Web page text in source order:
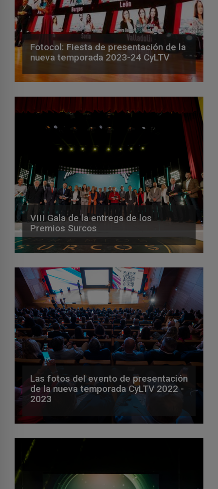
Fotocol: Fiesta de presentación de la
nueva temporada 2023-24 CyLTV
VIII Gala de la entrega de los
Premios Surcos
Las fotos del evento de presentación
de la nueva temporada CyLTV 2022 -
2023